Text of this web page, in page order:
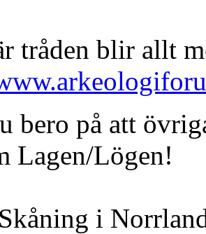
tråden blir allt
bero på att
Lagen/Lögen!
i